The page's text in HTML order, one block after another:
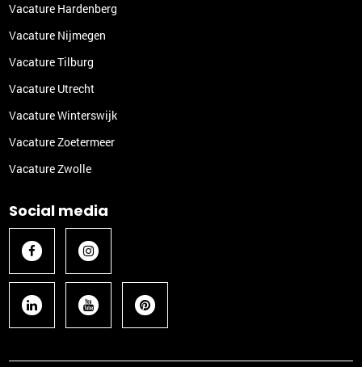
Vacature Hardenberg
Vacature Nijmegen
Vacature Tilburg
Vacature Utrecht
Vacature Winterswijk
Vacature Zoetermeer
Vacature Zwolle
Social media